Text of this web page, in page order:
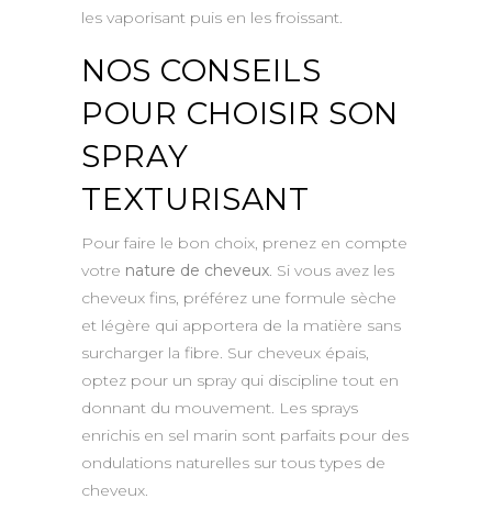
les vaporisant puis en les froissant.
NOS CONSEILS
POUR CHOISIR SON
SPRAY
TEXTURISANT
Pour faire le bon choix, prenez en compte
votre nature de cheveux. Si vous avez les
cheveux fins, préférez une formule sèche
et légère qui apportera de la matière sans
surcharger la fibre. Sur cheveux épais,
optez pour un spray qui discipline tout en
donnant du mouvement. Les sprays
enrichis en sel marin sont parfaits pour des
ondulations naturelles sur tous types de
cheveux.